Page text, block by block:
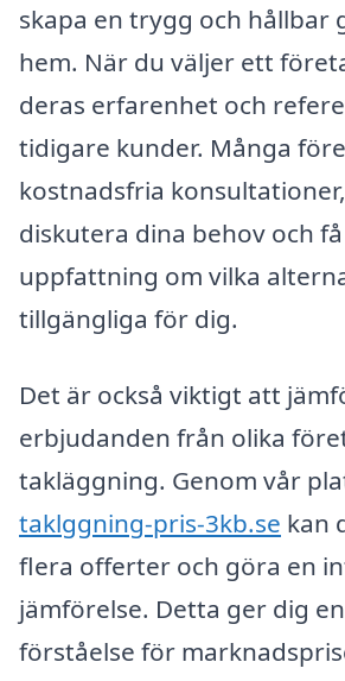
skapa en trygg och hållbar
hem. När du väljer ett
deras erfarenhet och
tidigare kunder. Många
kostnadsfria
diskutera dina behov och
uppfattning om vilka
tillgängliga för dig.
Det är också viktigt att
erbjudanden från olika
takläggning. Genom vår
taklggning-pris-3kb.se kan
flera offerter och göra en
jämförelse. Detta ger dig
förståelse för